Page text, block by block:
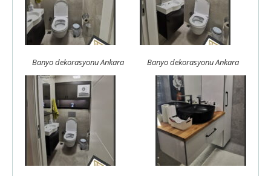
Banyo dekorasyonu Ankara Banyo dekorasyonu Ankara